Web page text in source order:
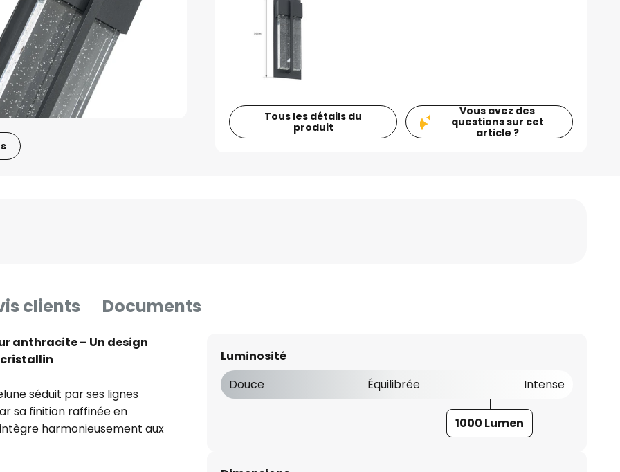
Tous les détails du
produit
Vous avez des
questions sur cet
article ?
clients Documents
anthracite – Un design
cristallin
séduit par ses lignes
sa finition raffinée en
harmonieusement aux
valeur une architecture
Luminosité
Douce
Équilibrée Intense
1000 Lumen